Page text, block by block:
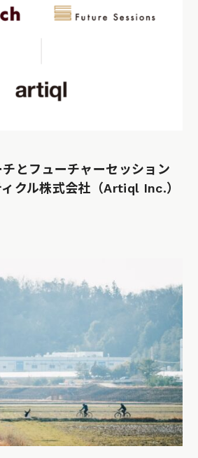
チとフューチャーセッション
クル株式会社（Artiql Inc.）